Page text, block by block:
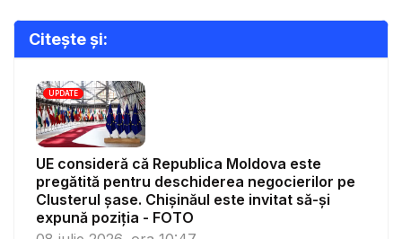
Citește și:
UPDATE
UE consideră că Republica Moldova este
pregătită pentru deschiderea negocierilor pe
Clusterul șase. Chișinăul este invitat să-și
expună poziția - FOTO